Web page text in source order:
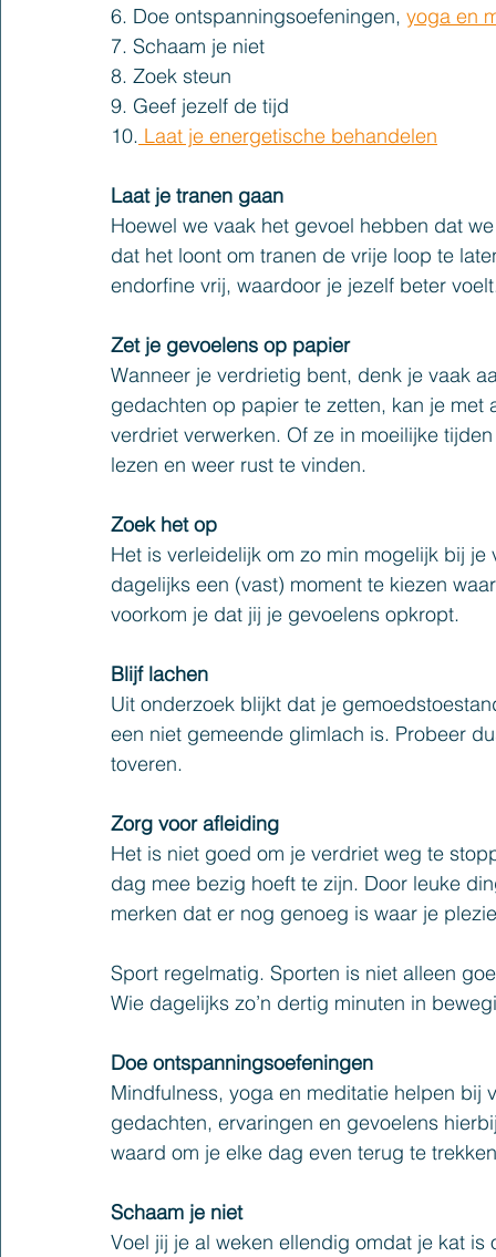
6. Doe ontspanningsoefeningen, yoga en
7. Schaam je niet
8. Zoek steun
9. Geef jezelf de tijd
10. Laat je energetische behandelen
Laat je tranen gaan
Hoewel we vaak het gevoel hebben dat
dat het loont om tranen de vrije loop te
endorfine vrij, waardoor je jezelf beter
Zet je gevoelens op papier
Wanneer je verdrietig bent, denk je vaak
gedachten op papier te zetten, kan je
verdriet verwerken. Of ze in moeilijke
lezen en weer rust te vinden.
Zoek het op
Het is verleidelijk om zo min mogelijk bij
dagelijks een (vast) moment te kiezen
voorkom je dat jij je gevoelens opkropt.
Blijf lachen
Uit onderzoek blijkt dat je
een niet gemeende glimlach is. Probeer
toveren.
Zorg voor afleiding
Het is niet goed om je verdriet weg te
dag mee bezig hoeft te zijn. Door leuke
merken dat er nog genoeg is waar je
Sport regelmatig. Sporten is niet alleen
Wie dagelijks zo’n dertig minuten in
Doe ontspanningsoefeningen
Mindfulness, yoga en meditatie helpen
gedachten, ervaringen en gevoelens
waard om je elke dag even terug te
Schaam je niet
Voel jij je al weken ellendig omdat je kat